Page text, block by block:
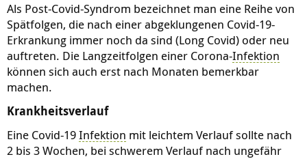
Als Post-Covid-Syndrom bezeichnet man eine Reihe von
Spätfolgen, die nach einer abgeklungenen Covid-19-
Erkrankung immer noch da sind (Long Covid) oder neu
auftreten. Die Langzeitfolgen einer Corona-Infektion
können sich auch erst nach Monaten bemerkbar
machen.
Krankheitsverlauf
Eine Covid-19Infektion mit leichtem Verlauf sollte nach
2 bis 3 Wochen, bei schwerem Verlauf nach ungefähr